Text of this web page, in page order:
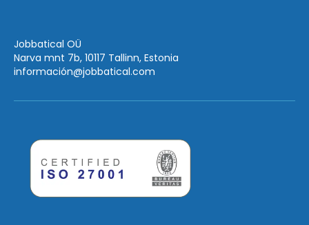
Jobbatical OÜ
Narva mnt 7b, 10117 Tallinn, Estonia
información@jobbatical.com